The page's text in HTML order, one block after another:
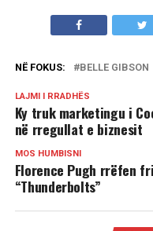
NË FOKUS: BELLE GIBSON
LAJMI I RRADHËS
Ky truk marketingu i
në rregullat e biznesit
MOS HUMBISNI
Florence Pugh rrëfen
“Thunderbolts”